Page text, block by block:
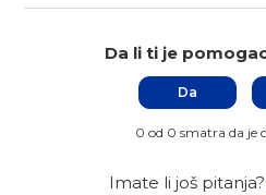
Da li ti je
Da
0 od 0 smatra da je
Imate li još pitanja?